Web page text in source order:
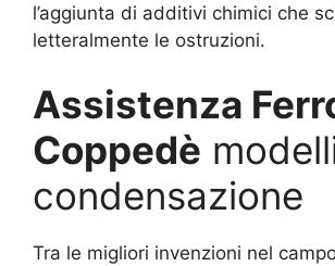
l’aggiunta di additivi chimici che
letteralmente le ostruzioni.
Assistenza
Coppedè
condensazione
Tra le migliori invenzioni nel